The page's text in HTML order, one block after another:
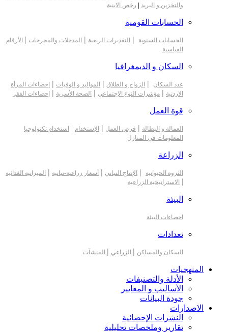
والتخزين و البريد
رخص الابنية
الحسابات القومية
الحسابات السنوية | التقديرات الربعية | المدخلات والمخرجات |
الأرقام
القياسية
السكان و الديمغرافيا
عدد السكان | الزواج و الطلاق | المواليد و الوفيات | إحصاءات المرأة
الاردنية | مؤشرات النوع الإجتماعي | الصحة الأسرية | إحصاءات الفقر
قوة العمل
العمالة و البطالة | فرص العمل | الإستخدام |
استخدام تكنولوجيا
المعلومات في المنازل
الزراعة
الثروة الحيوانية | الإنتاج النباتي | أسعار زراعية-نباتية | الميزانية الغذائية
| الاستراتيجية الزراعية
البيئة
احصاءات البيئة
تعدادات
السكان والمساكن | الزراعي | المنشآت
المنهجيات
الأدلة والتصنيفات
الأساليب و المعايير
جودة البيانات
الاصدارات
النشرات الإحصائية
تقارير وملخصات تحليلية